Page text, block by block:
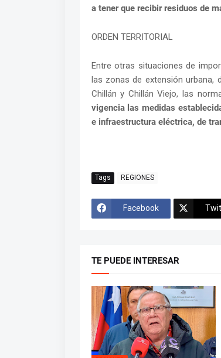
a tener que recibir residuos de
ORDEN TERRITORIAL
Entre otras situaciones de
las zonas de extensión urbana,
Chillán y Chillán Viejo, las
vigencia las medidas
e infraestructura eléctrica, de
Tags REGIONES
Facebook
TE PUEDE INTERESAR